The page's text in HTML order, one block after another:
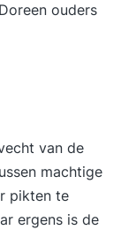
ouders
van de
machtige
pikten te
ergens is de